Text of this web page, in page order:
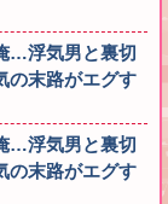
…浮気男と裏切
の末路がエグす
…浮気男と裏切
の末路がエグす